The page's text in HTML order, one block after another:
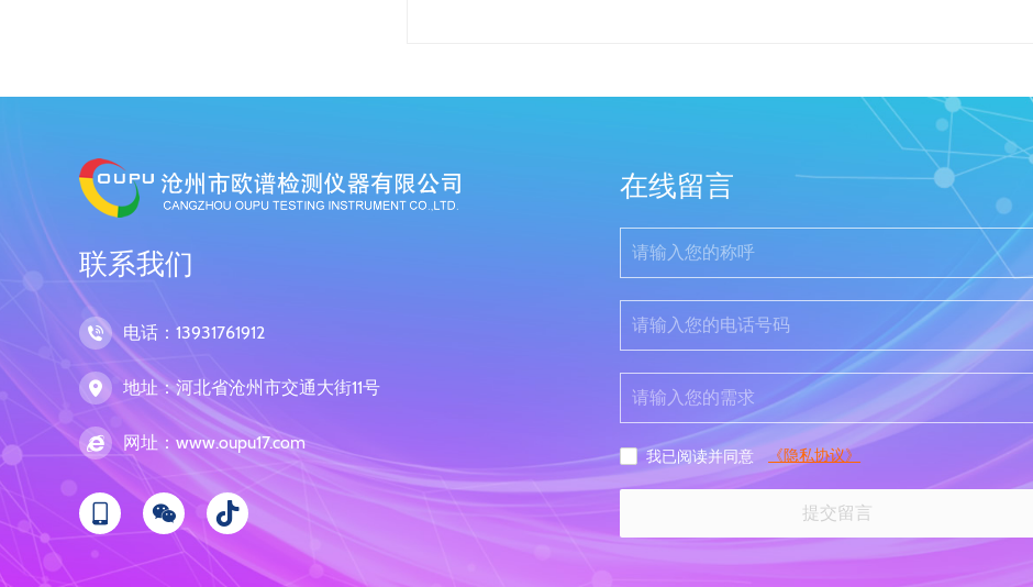
联系我们
电话：13931761912
地址：河北省沧州市交通大街11号
网址：www.oupu17.com
在线留言
我已阅读并同意 《隐私协议》
提交留言